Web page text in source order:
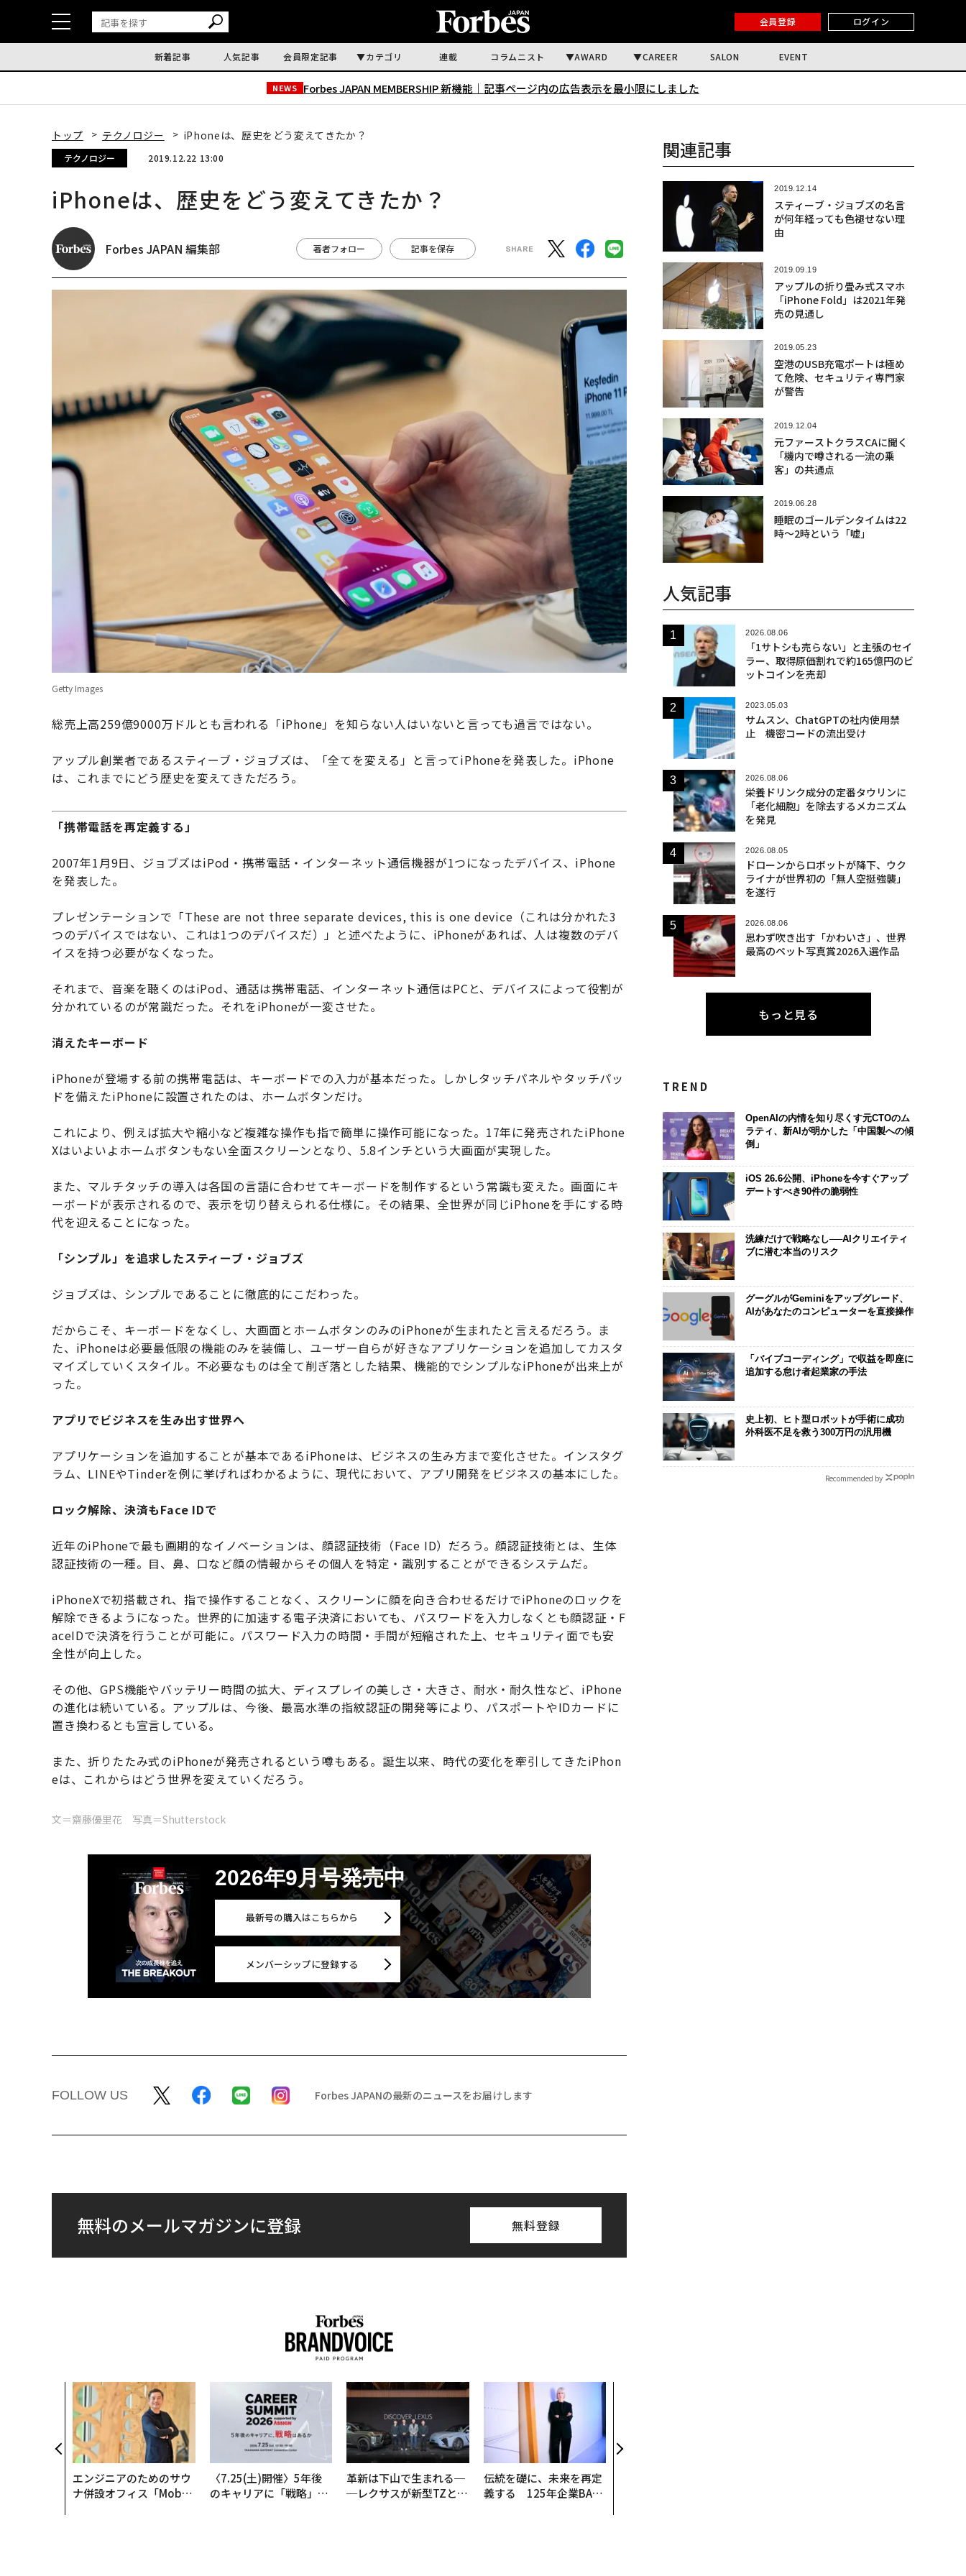
会員登録 ログイン
新着記事 人気記事 会員限定記事 カテゴリ 連載 コラムニスト AWARD CAREER SALON EVENT
NEWS Forbes JAPAN MEMBERSHIP 新機能｜ 記事ページ内の広告表示を最小限にしました
トップ テクノロジー iPhoneは、歴史をどう変えてきたか？
テクノロジー 2019.12.22 13:00
iPhoneは、歴史をどう変えてきたか？
Forbes JAPAN 編集部 著者フォロー 記事を保存
Getty Images
総売上高259億9000万ドルとも言われる「iPhone」を知らない人はいないと言っても過言ではない。
アップル創業者であるスティーブ・ジョブズは、「全てを変える」と言ってiPhoneを発表した。iPhone
は、これまでにどう歴史を変えてきただろう。
「携帯電話を再定義する」
2007年1月9日、ジョブズはiPod・携帯電話・インターネット通信機器が1つになったデバイス、iPhone
を発表した。
プレゼンテーションで「These are not three separate devices, this is one device（これは分かれた3
つのデバイスではない、これは1つのデバイスだ）」と述べたように、iPhoneがあれば、人は複数のデバ
イスを持つ必要がなくなった。
それまで、音楽を聴くのはiPod、通話は携帯電話、インターネット通信はPCと、デバイスによって役割が
分かれているのが常識だった。それをiPhoneが一変させた。
消えたキーボード
iPhoneが登場する前の携帯電話は、キーボードでの入力が基本だった。しかしタッチパネルやタッチパッ
ドを備えたiPhoneに設置されたのは、ホームボタンだけ。
これにより、例えば拡大や縮小など複雑な操作も指で簡単に操作可能になった。17年に発売されたiPhone
Xはいよいよホームボタンもない全面スクリーンとなり、5.8インチという大画面が実現した。
また、マルチタッチの導入は各国の言語に合わせてキーボードを制作するという常識も変えた。画面にキ
ーボードが表示されるので、表示を切り替えられる仕様に。その結果、全世界が同じiPhoneを手にする時
代を迎えることになった。
「シンプル」を追求したスティーブ・ジョブズ
ジョブズは、シンプルであることに徹底的にこだわった。
だからこそ、キーボードをなくし、大画面とホームボタンのみのiPhoneが生まれたと言えるだろう。ま
た、iPhoneは必要最低限の機能のみを装備し、ユーザー自らが好きなアプリケーションを追加してカスタ
マイズしていくスタイル。不必要なものは全て削ぎ落とした結果、機能的でシンプルなiPhoneが出来上が
った。
アプリでビジネスを生み出す世界へ
アプリケーションを追加することが基本であるiPhoneは、ビジネスの生み方まで変化させた。インスタグ
ラム、LINEやTinderを例に挙げればわかるように、現代において、アプリ開発をビジネスの基本にした。
ロック解除、決済もFace IDで
近年のiPhoneで最も画期的なイノベーションは、顔認証技術（Face ID）だろう。顔認証技術とは、生体
認証技術の一種。目、鼻、口など顔の情報からその個人を特定・識別することができるシステムだ。
iPhoneXで初搭載され、指で操作することなく、スクリーンに顔を向き合わせるだけでiPhoneのロックを
解除できるようになった。世界的に加速する電子決済においても、パスワードを入力しなくとも顔認証・F
aceIDで決済を行うことが可能に。パスワード入力の時間・手間が短縮された上、セキュリティ面でも安
全性が向上した。
その他、GPS機能やバッテリー時間の拡大、ディスプレイの美しさ・大きさ、耐水・耐久性など、iPhone
の進化は続いている。アップルは、今後、最高水準の指紋認証の開発等により、パスポートやIDカードに
置き換わるとも宣言している。
また、折りたたみ式のiPhoneが発売されるという噂もある。誕生以来、時代の変化を牽引してきたiPhon
eは、これからはどう世界を変えていくだろう。
文＝齋藤優里花 写真＝Shutterstock
2026年9月号発売中
最新号の購入はこちらから
メンバーシップに登録する
FOLLOW US Forbes JAPANの最新のニュースをお届けします
無料のメールマガジンに登録 無料登録
エンジニアのためのサウ
ナ併設オフィス「Mobiu
〈7.25(土)開催〉5年後
のキャリアに「戦略」は
革新は下山で生まれる─
─レクサスが新型TZとE
伝統を礎に、未来を再定
義する 125年企業BAT
くり方
関連記事
2019.12.14
スティーブ・ジョブズの名言
が何年経っても色褪せない理
由
2019.09.19
アップルの折り畳み式スマホ
「iPhone Fold」は2021年発
売の見通し
2019.05.23
空港のUSB充電ポートは極め
て危険、セキュリティ専門家
が警告
2019.12.04
元ファーストクラスCAに聞く
「機内で噂される一流の乗
客」の共通点
2019.06.28
睡眠のゴールデンタイムは22
時〜2時という「嘘」
人気記事
2026.08.06
「1サトシも売らない」と主張のセイ
ラー、取得原価割れで約165億円のビ
ットコインを売却
2023.05.03
サムスン、ChatGPTの社内使用禁
止 機密コードの流出受け
2026.08.06
栄養ドリンク成分の定番タウリンに
「老化細胞」を除去するメカニズム
を発見
2026.08.05
ドローンからロボットが降下、ウク
ライナが世界初の「無人空挺強襲」
を遂行
2026.08.06
思わず吹き出す「かわいさ」、世界
最高のペット写真賞2026入選作品
もっと見る
TREND
OpenAIの内情を知り尽くす元CTOのム
ラティ、新AIが明かした「中国製への傾
倒」
iOS 26.6公開、iPhoneを今すぐアップ
デートすべき90件の脆弱性
洗練だけで戦略なし──AIクリエイティ
ブに潜む本当のリスク
グーグルがGeminiをアップグレード、
AIがあなたのコンピューターを直接操作
「バイブコーディング」で収益を即座に
追加する怠け者起業家の手法
史上初、ヒト型ロボットが手術に成功
外科医不足を救う300万円の汎用機
Recommended by